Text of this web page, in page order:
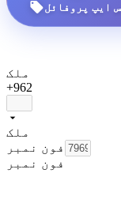
ملک
+962
ملک
فون نمبر
فون نمبر